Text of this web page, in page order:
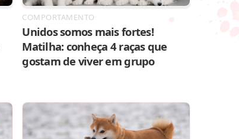
COMPORTAMENTO
Unidos somos mais fortes!
Matilha: conheça 4 raças que
gostam de viver em grupo